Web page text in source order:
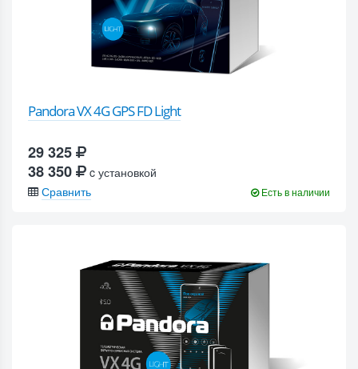
Pandora VX 4G GPS FD Light
29 325
38 350
c установкой
Сравнить
Есть в наличии